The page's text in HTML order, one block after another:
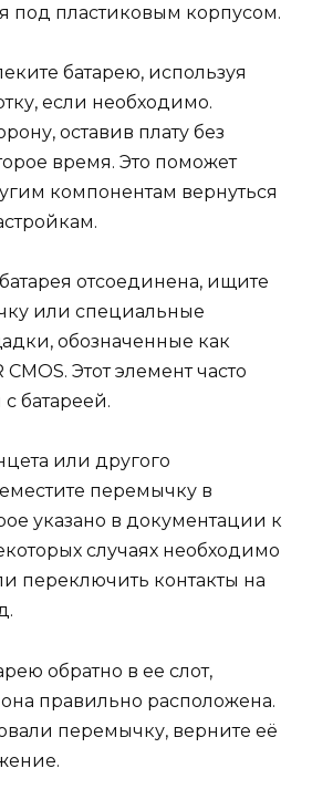
под пластиковым корпусом.
батарею, используя
если необходимо.
оставив плату без
время. Это поможет
компонентам вернуться
отсоединена, ищите
или специальные
обозначенные как
Этот элемент часто
батареей.
или другого
перемычку в
указано в документации к
случаях необходимо
переключить контакты на
обратно в ее слот,
правильно расположена.
перемычку, верните её